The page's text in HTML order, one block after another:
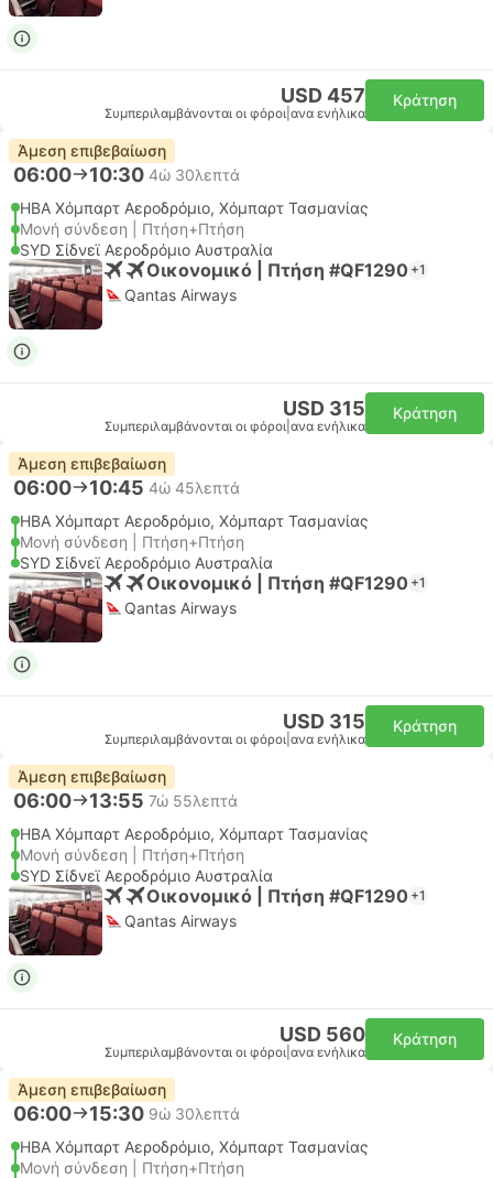
USD 457
Συμπεριλαμβάνονται οι φόροι ανα ενήλικα
Κράτηση
Άμεση επιβεβαίωση
06:00 10:30 4ώ 30λεπτά
HBA Χόμπαρτ Αεροδρόμιο, Χόμπαρτ Τασμανίας
Μονή σύνδεση | Πτήση+Πτήση
SYD Σίδνεϊ Αεροδρόμιο Αυστραλία
Οικονομικό | Πτήση #QF1290 +1
Qantas Airways
USD 315
Συμπεριλαμβάνονται οι φόροι ανα ενήλικα
Κράτηση
Άμεση επιβεβαίωση
06:00 10:45 4ώ 45λεπτά
HBA Χόμπαρτ Αεροδρόμιο, Χόμπαρτ Τασμανίας
Μονή σύνδεση | Πτήση+Πτήση
SYD Σίδνεϊ Αεροδρόμιο Αυστραλία
Οικονομικό | Πτήση #QF1290 +1
Qantas Airways
USD 315
Συμπεριλαμβάνονται οι φόροι ανα ενήλικα
Κράτηση
Άμεση επιβεβαίωση
06:00 13:55 7ώ 55λεπτά
HBA Χόμπαρτ Αεροδρόμιο, Χόμπαρτ Τασμανίας
Μονή σύνδεση | Πτήση+Πτήση
SYD Σίδνεϊ Αεροδρόμιο Αυστραλία
Οικονομικό | Πτήση #QF1290 +1
Qantas Airways
USD 560
Συμπεριλαμβάνονται οι φόροι ανα ενήλικα
Κράτηση
Άμεση επιβεβαίωση
06:00 15:30 9ώ 30λεπτά
HBA Χόμπαρτ Αεροδρόμιο, Χόμπαρτ Τασμανίας
Μονή σύνδεση | Πτήση+Πτήση